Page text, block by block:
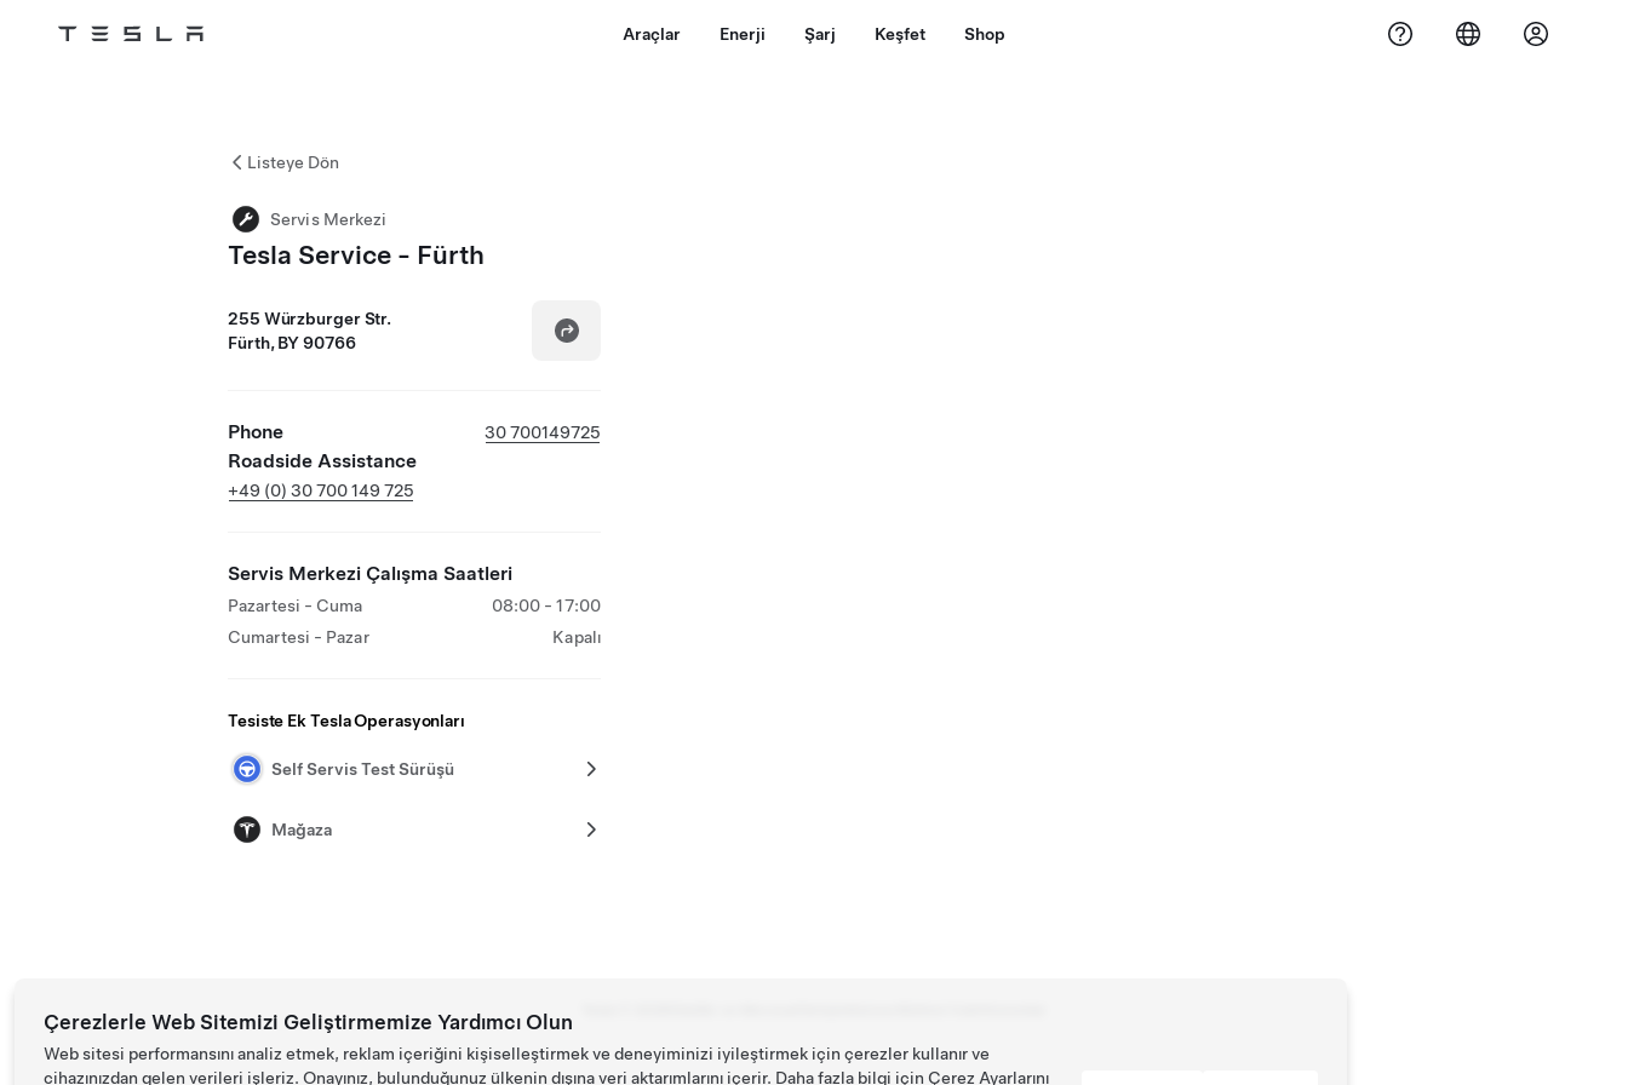
Tesla Araçlar Enerji Şarj Keşfet Shop
Listeye Dön
Servis Merkezi
Tesla Service - Fürth
255 Würzburger Str.
Fürth, BY 90766
Phone 30 700149725
Roadside Assistance
+49 (0) 30 700 149 725
Servis Merkezi Çalışma Saatleri
Pazartesi - Cuma
08:00 - 17:00
Cumartesi - Pazar
Kapalı
Tesiste Ek Tesla Operasyonları
Self Servis Test Sürüşü
Mağaza
Çerezlerle Web Sitemizi Geliştirmemize Yardımcı Olun
Web sitesi performansını analiz etmek, reklam içeriğini kişiselleştirmek ve deneyiminizi iyileştirmek için çerezler kullanır ve
cihazınızdan gelen verileri işleriz. Onayınız, bulunduğunuz ülkenin dışına veri aktarımlarını içerir. Daha fazla bilgi için Çerez Ayarlarını